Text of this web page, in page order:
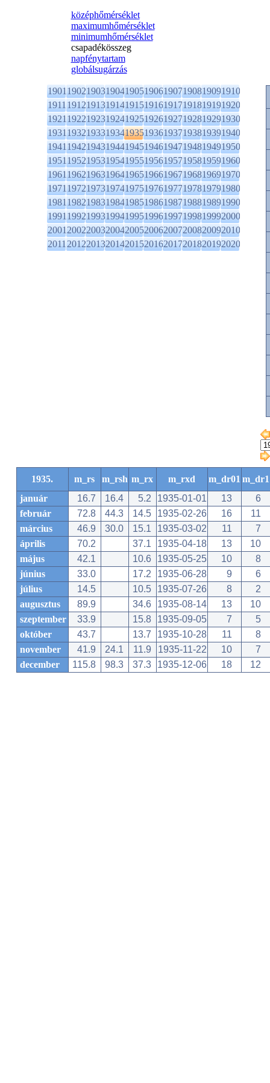
középhőmérséklet
maximumhőmérséklet
minimumhőmérséklet
csapadékösszeg
napfénytartam
globálsugárzás
1901190219031904190519061907190819091910
1911191219131914191519161917191819191920
1921192219231924192519261927192819291930
1931193219331934193519361937193819391940
1941194219431944194519461947194819491950
1951195219531954195519561957195819591960
1961196219631964196519661967196819691970
1971197219731974197519761977197819791980
1981198219831984198519861987198819891990
1991199219931994199519961997199819992000
2001200220032004200520062007200820092010
2011201220132014201520162017201820192020
1935. m_rs m_rsh m_rx m_rxd m_dr01 m_dr1
január
16.7 16.4 5.2 1935-01-01 13
6
február
72.8 44.3 14.5 1935-02-26 16
11
március
46.9 30.0 15.1 1935-03-02 11
7
április
70.2 37.1 1935-04-18 13
10
május
42.1 10.6 1935-05-25 10
8
június
33.0 17.2 1935-06-28 9
6
július
14.5 10.5 1935-07-26 8
2
augusztus
89.9 34.6 1935-08-14 13
10
szeptember
33.9 15.8 1935-09-05 7
5
október
43.7 13.7 1935-10-28 11
8
november
41.9 24.1 11.9 1935-11-22 10
7
december
115.8 98.3 37.3 1935-12-06 18 12